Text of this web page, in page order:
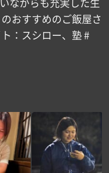
ながらも充実した生
おすすめのご飯屋さ
：スシロー、塾 #